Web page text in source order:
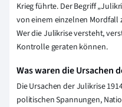
Krieg führte. Der Begriff
von einem einzelnen Mordfall
Wer die Julikrise versteht,
Kontrolle geraten können.
Was waren die Ursachen
Die Ursachen der Julikrise
politischen Spannungen,